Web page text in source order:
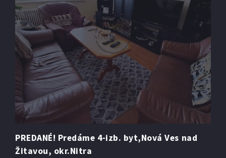
PREDANÉ! Predáme 4-izb. byt,Nová Ves nad
Žitavou, okr.Nitra